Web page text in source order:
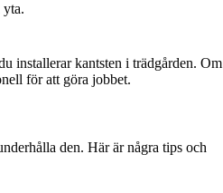
yta.
installerar kantsten i trädgården. Om
för att göra jobbet.
den. Här är några tips och